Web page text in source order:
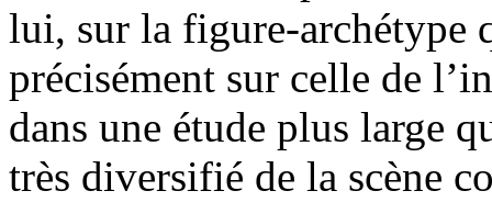
lui, sur la figure-archétype
précisément sur celle de
dans une étude plus large
très diversifié de la scène